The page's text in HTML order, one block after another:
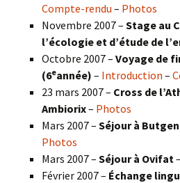
Compte-rendu – Photos
Novembre 2007 – Stage au
l’écologie et d’étude de
Octobre 2007 – Voyage de
(6eannée) – Introduction –
23 mars 2007 – Cross de
Ambiorix– Photos
Mars 2007 – Séjour à
Photos
Mars 2007 – Séjour à Ovifat –
Février 2007 – Échange